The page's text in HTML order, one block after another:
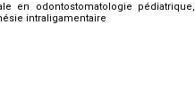
en odontostomatologie pédiatrique,
intraligamentaire